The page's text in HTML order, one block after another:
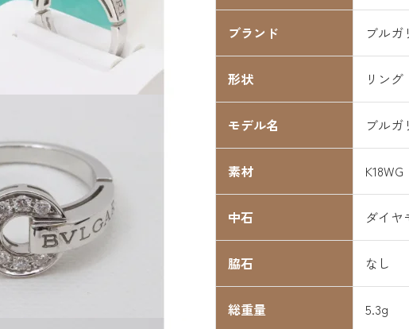
ブランド ブルガ
形状 リング
モデル名 ブルガ
素材 K18WG
中石 ダイヤ
脇石 なし
総重量 5.3g